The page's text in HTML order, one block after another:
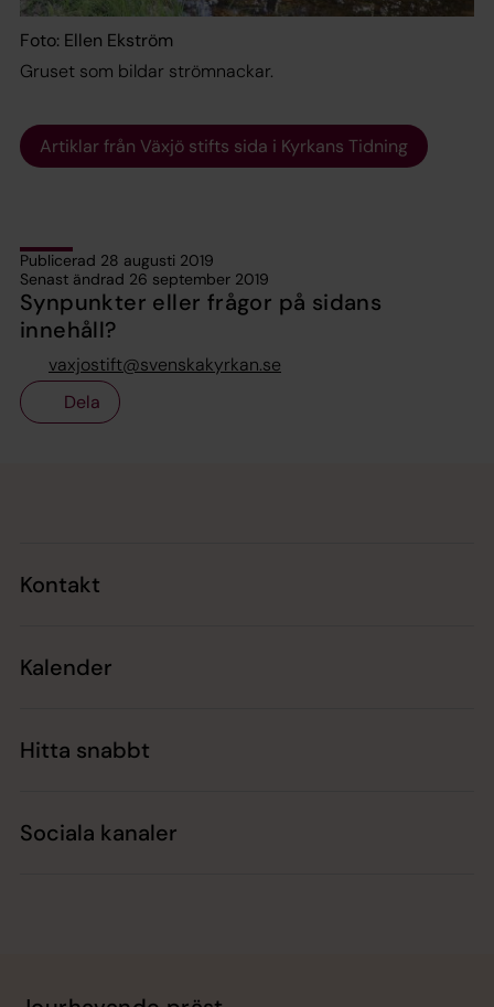
Foto: Ellen Ekström
Gruset som bildar strömnackar.
Artiklar från Växjö stifts sida i Kyrkans Tidning
Publicerad 28 augusti 2019
Senast ändrad 26 september 2019
Synpunkter eller frågor på sidans
innehåll?
vaxjostift@svenskakyrkan.se
Dela
Kontakt
Kalender
Hitta snabbt
Sociala kanaler